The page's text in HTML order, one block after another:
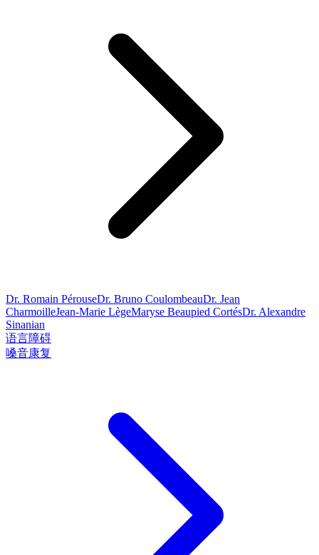
Dr. Romain PérouseDr. Bruno CoulombeauDr. Jean
CharmoilleJean-Marie LègeMaryse Beaupied CortésDr. Alexandre
Sinanian
语言障碍
嗓音康复